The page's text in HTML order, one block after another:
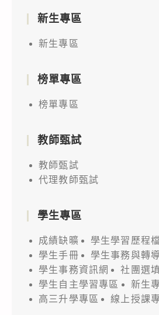
新生專區
新生專區
榜單專區
榜單專區
教師甄試
教師甄試
代理教師甄試
學生專區
成績缺曠
學生學習歷程
學生手冊
學生事務與轉
學生事務資訊網
社團選
學生自主學習專區
新生
高三升學專區
線上授課